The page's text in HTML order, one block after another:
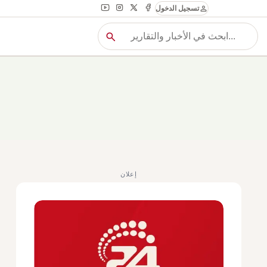
personتسجيل الدخول
بحث search
إعلان